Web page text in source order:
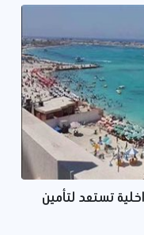
تستعد لتأمين